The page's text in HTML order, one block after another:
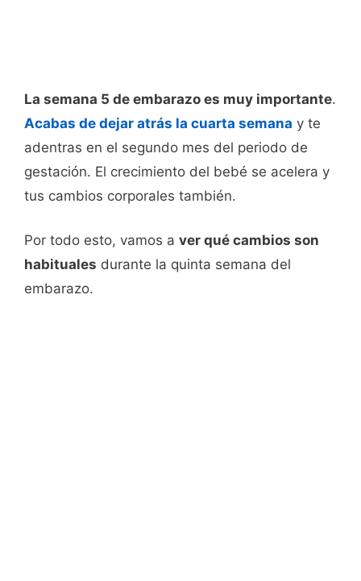
La semana 5 de embarazo es muy importante.
Acabas de dejar atrás la cuarta semana y te
adentras en el segundo mes del periodo de
gestación. El crecimiento del bebé se acelera y
tus cambios corporales también.
Por todo esto, vamos a ver qué cambios son
habituales durante la quinta semana del
embarazo.